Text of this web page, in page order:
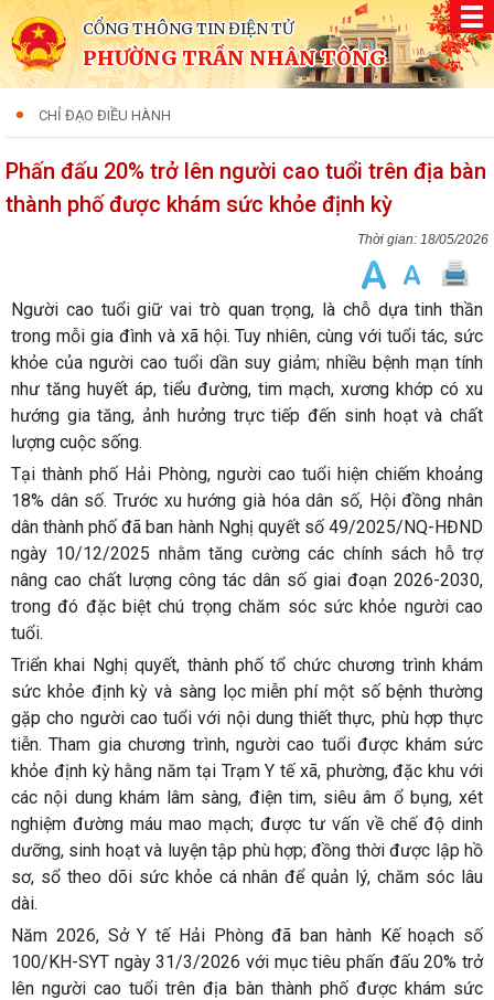
CỔNG THÔNG TIN ĐIỆN TỬ
PHƯỜNG TRẦN NHÂN TÔNG
CHỈ ĐẠO ĐIỀU HÀNH
Phấn đấu 20% trở lên người cao tuổi trên địa bàn
thành phố được khám sức khỏe định kỳ
18/05/2026
Người cao tuổi giữ vai trò quan trọng, là chỗ dựa tinh thần
trong mỗi gia đình và xã hội. Tuy nhiên, cùng với tuổi tác, sức
khỏe của người cao tuổi dần suy giảm; nhiều bệnh mạn tính
như tăng huyết áp, tiểu đường, tim mạch, xương khớp có xu
hướng gia tăng, ảnh hưởng trực tiếp đến sinh hoạt và chất
lượng cuộc sống.
Tại thành phố Hải Phòng, người cao tuổi hiện chiếm khoảng
18% dân số. Trước xu hướng già hóa dân số, Hội đồng nhân
dân thành phố đã ban hành Nghị quyết số 49/2025/NQ-HĐND
ngày 10/12/2025 nhằm tăng cường các chính sách hỗ trợ
nâng cao chất lượng công tác dân số giai đoạn 2026-2030,
trong đó đặc biệt chú trọng chăm sóc sức khỏe người cao
tuổi.
Triển khai Nghị quyết, thành phố tổ chức chương trình khám
sức khỏe định kỳ và sàng lọc miễn phí một số bệnh thường
gặp cho người cao tuổi với nội dung thiết thực, phù hợp thực
tiễn. Tham gia chương trình, người cao tuổi được khám sức
khỏe định kỳ hằng năm tại Trạm Y tế xã, phường, đặc khu với
các nội dung khám lâm sàng, điện tim, siêu âm ổ bụng, xét
nghiệm đường máu mao mạch; được tư vấn về chế độ dinh
dưỡng, sinh hoạt và luyện tập phù hợp; đồng thời được lập hồ
sơ, sổ theo dõi sức khỏe cá nhân để quản lý, chăm sóc lâu
dài.
Năm 2026, Sở Y tế Hải Phòng đã ban hành Kế hoạch số
100/KH-SYT ngày 31/3/2026 với mục tiêu phấn đấu 20% trở
lên người cao tuổi trên địa bàn thành phố được khám sức